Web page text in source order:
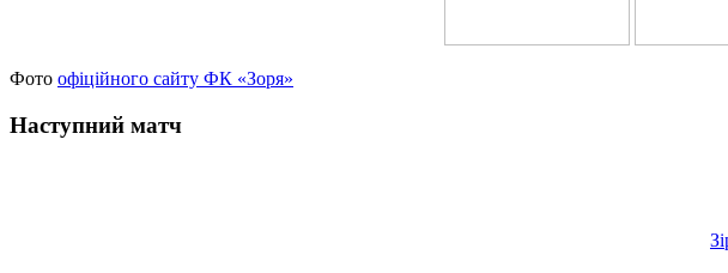
Фото офіційного сайту ФК «Зоря»
Наступний матч